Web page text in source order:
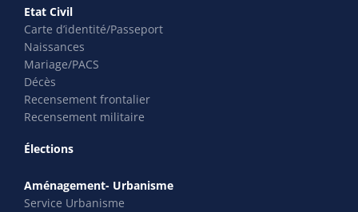
Etat Civil
Carte d’identité/Passeport
Naissances
Mariage/PACS
Décès
Recensement frontalier
Recensement militaire
Élections
Aménagement- Urbanisme
Service Urbanisme